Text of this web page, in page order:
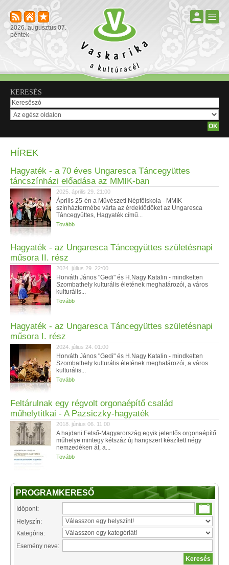
2026. augusztus 07.
péntek
KERESÉS
HÍREK
Hagyaték - a 70 éves Ungaresca Táncegyüttes
táncszínházi előadása az MMIK-ban
2025. április 29. 21:00
Április 25-én a Művészeti Népfőiskola - MMIK
színháztermébe várta az érdeklődőket az Ungaresca
Táncegyüttes, Hagyaték című...
Tovább
Hagyaték - az Ungaresca Táncegyüttes születésnapi
műsora II. rész
2024. július 29. 22:00
Horváth János "Gedi" és H.Nagy Katalin - mindketten
Szombathely kulturális életének meghatározói, a város
kulturális...
Tovább
Hagyaték - az Ungaresca Táncegyüttes születésnapi
műsora I. rész
2024. július 24. 01:00
Horváth János "Gedi" és H.Nagy Katalin - mindketten
Szombathely kulturális életének meghatározói, a város
kulturális...
Tovább
Feltárulnak egy régvolt orgonaépítő család
műhelytitkai - A Pazsiczky-hagyaték
2018. június 06. 11:00
A hajdani Felső-Magyarország egyik jelentős orgonaépítő
műhelye mintegy kétszáz új hangszert készített négy
nemzedéken át, a...
Tovább
PROGRAMKERESŐ
Időpont:
Helyszín:
Kategória:
Esemény neve: